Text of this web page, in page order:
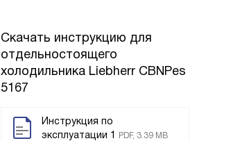
Скачать инструкцию для
отдельностоящего
холодильника Liebherr CBNPes
5167
Инструкция по
эксплуатации 1
PDF, 3.39 MB